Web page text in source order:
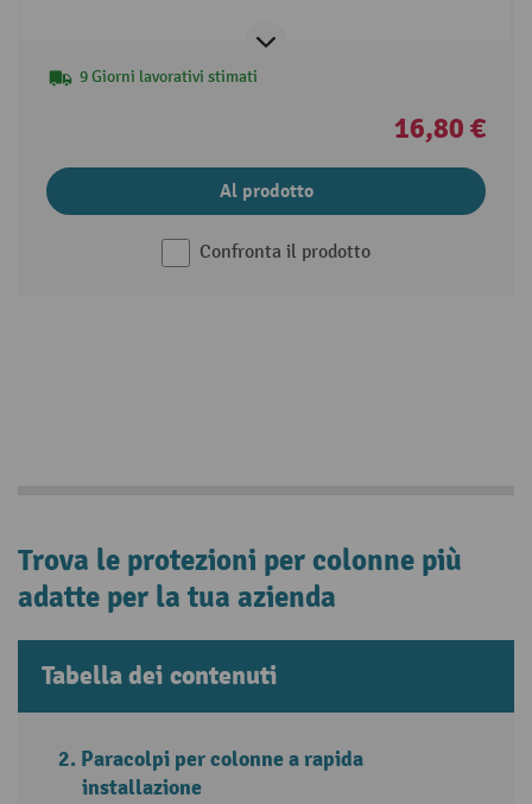
9 Giorni lavorativi stimati
16,80 €
Al prodotto
Confronta il prodotto
Trova le protezioni per colonne più
adatte per la tua azienda
Tabella dei contenuti
Paracolpi per colonne a rapida
installazione